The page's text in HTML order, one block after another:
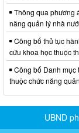
Thông qua phương
năng quản lý nhà
Công bố thủ tục
cứu khoa học thuộc
Công bố Danh mục
thuộc chức năng
UBND